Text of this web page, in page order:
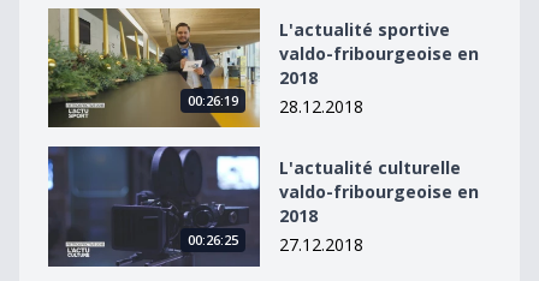
L&#039;actualité sportive valdo-fribourgeoise en 2018
00:26:19
L'actualité sportive
valdo-fribourgeoise en
2018
28.12.2018
L&#039;actualité culturelle valdo-fribourgeoise en
00:26:25
L'actualité culturelle
valdo-fribourgeoise en
2018
27.12.2018